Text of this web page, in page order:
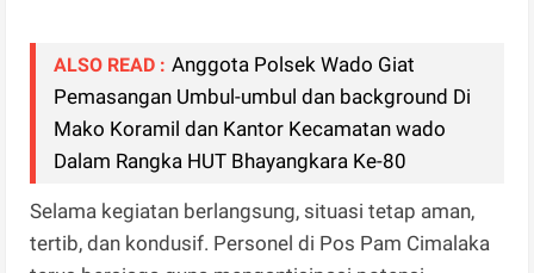
ALSO READ : Anggota Polsek Wado Giat
Pemasangan Umbul-umbul dan background Di
Mako Koramil dan Kantor Kecamatan wado
Dalam Rangka HUT Bhayangkara Ke-80
Selama kegiatan berlangsung, situasi tetap aman,
tertib, dan kondusif. Personel di Pos Pam Cimalaka